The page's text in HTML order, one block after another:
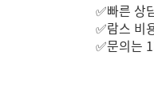
✅빠른 상
✅람스 비
✅문의는